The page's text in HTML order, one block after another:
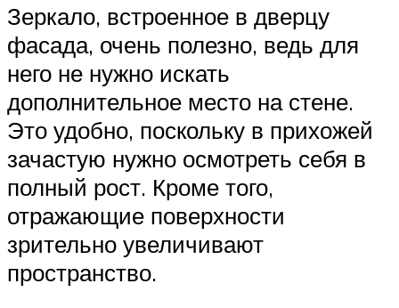
Зеркало, встроенное в дверцу
фасада, очень полезно, ведь для
него не нужно искать
дополнительное место на стене.
Это удобно, поскольку в прихожей
зачастую нужно осмотреть себя в
полный рост. Кроме того,
отражающие поверхности
зрительно увеличивают
пространство.